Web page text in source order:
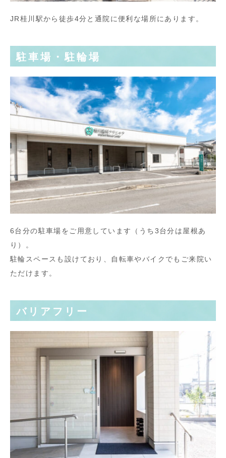
JR桂川駅から徒歩4分と通院に便利な場所にあります。
駐車場・駐輪場
6台分の駐車場をご用意しています（うち3台分は屋根あ
り）。
駐輪スペースも設けており、自転車やバイクでもご来院い
ただけます。
バリアフリー